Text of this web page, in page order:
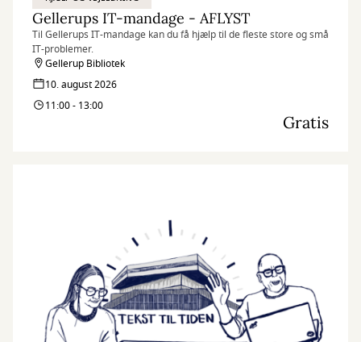
Gellerups IT-mandage - AFLYST
Til Gellerups IT-mandage kan du få hjælp til de fleste store og små
IT-problemer.
Gellerup Bibliotek
10. august 2026
11:00 - 13:00
Gratis